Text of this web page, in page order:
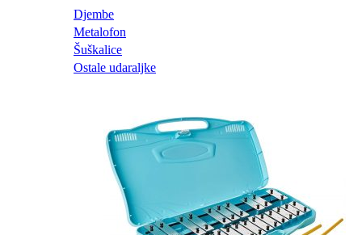
Djembe
Metalofon
Šuškalice
Ostale udaraljke